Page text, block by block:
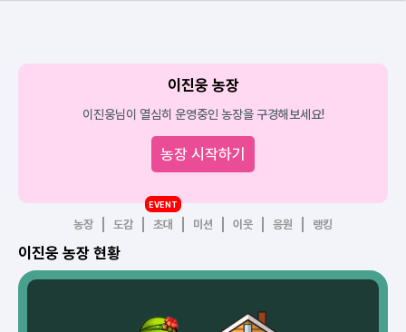
이진웅 농장
이진웅님이 열심히 운영중인 농장을 구경해보세요!
농장 시작하기
농장 도감 초대
EVENT
미션 이웃 응원 랭킹
이진웅 농장 현황